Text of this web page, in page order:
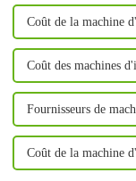
Coût de la machine
Coût des machines
Fournisseurs de
Coût de la machine